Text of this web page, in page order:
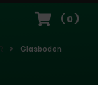
( 0 )
Glasboden